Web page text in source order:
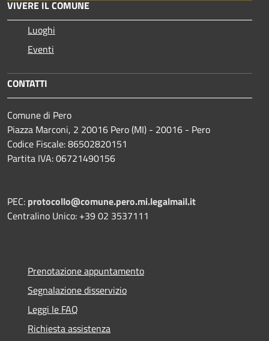
VIVERE IL COMUNE
Luoghi
Eventi
CONTATTI
Comune di Pero
Piazza Marconi, 2 20016 Pero (MI) - 20016 - Pero
Codice Fiscale: 86502820151
Partita IVA: 06721490156
PEC: protocollo@comune.pero.mi.legalmail.it
Centralino Unico: +39 02 3537111
Prenotazione appuntamento
Segnalazione disservizio
Leggi le FAQ
Richiesta assistenza